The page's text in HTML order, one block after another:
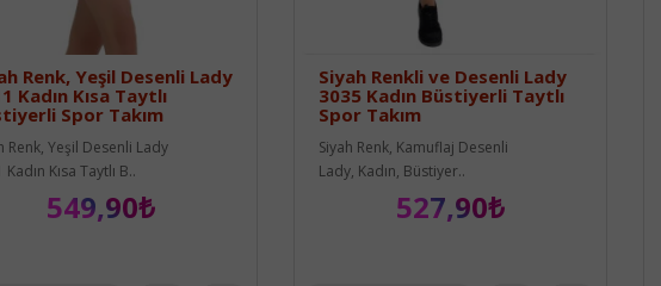
Renk, Yeşil Desenli Lady
Kadın Kısa Taytlı
Spor Takım
Renk, Yeşil Desenli Lady
Kadın Kısa Taytlı B..
549,90₺
Siyah Renkli ve Desenli Lady
3035 Kadın Büstiyerli Taytlı
Spor Takım
Siyah Renk, Kamuflaj Desenli
Lady, Kadın, Büstiyer..
527,90₺